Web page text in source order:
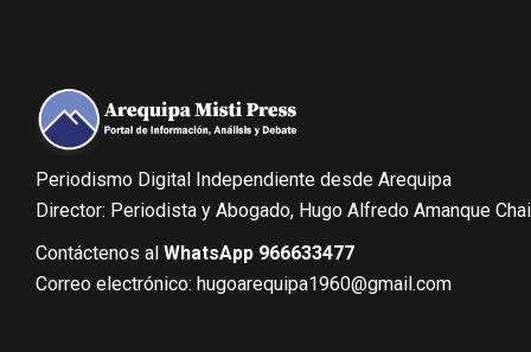
Periodismo Digital Independiente desde Arequipa
Director: Periodista y Abogado, Hugo Alfredo Amanque
Contáctenos al WhatsApp 966633477
Correo electrónico: hugoarequipa1960@gmail.com